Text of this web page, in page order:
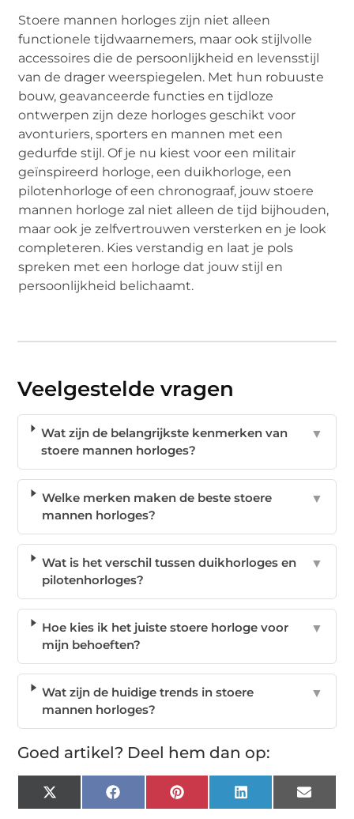
Stoere mannen horloges zijn niet alleen
functionele tijdwaarnemers, maar ook stijlvolle
accessoires die de persoonlijkheid en levensstijl
van de drager weerspiegelen. Met hun robuuste
bouw, geavanceerde functies en tijdloze
ontwerpen zijn deze horloges geschikt voor
avonturiers, sporters en mannen met een
gedurfde stijl. Of je nu kiest voor een militair
geïnspireerd horloge, een duikhorloge, een
pilotenhorloge of een chronograaf, jouw stoere
mannen horloge zal niet alleen de tijd bijhouden,
maar ook je zelfvertrouwen versterken en je look
completeren. Kies verstandig en laat je pols
spreken met een horloge dat jouw stijl en
persoonlijkheid belichaamt.
Veelgestelde vragen
Wat zijn de belangrijkste kenmerken van
stoere mannen horloges?
▼
Welke merken maken de beste stoere
mannen horloges?
▼
Wat is het verschil tussen duikhorloges en
pilotenhorloges?
▼
Hoe kies ik het juiste stoere horloge voor
mijn behoeften?
▼
Wat zijn de huidige trends in stoere
mannen horloges?
▼
Goed artikel? Deel hem dan op:
X
(Twitter)
FacebookPinterest LinkedIn Email